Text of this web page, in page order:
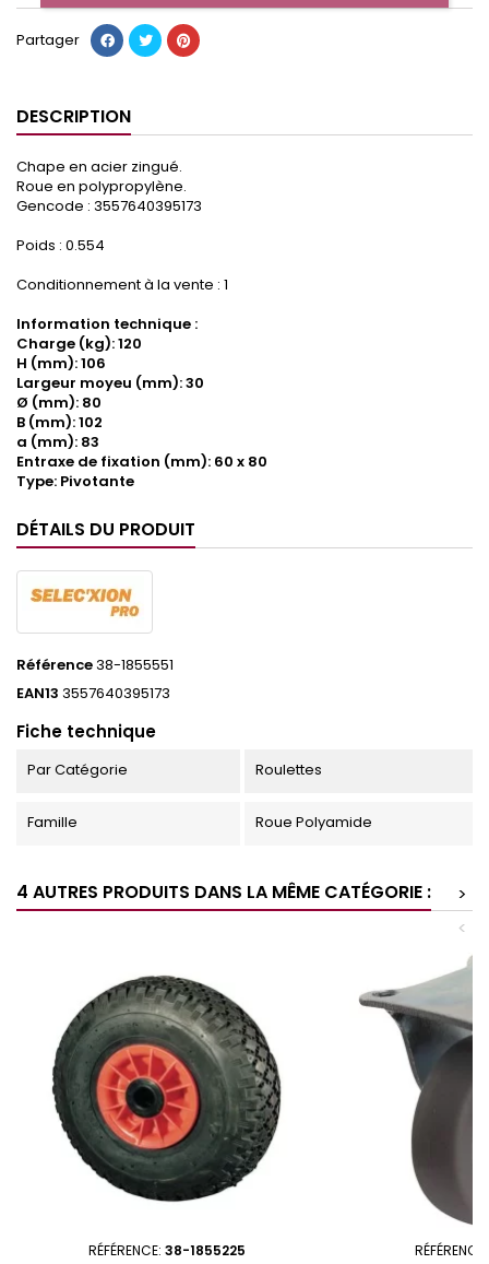
Partager
DESCRIPTION
Chape en acier zingué.
Roue en polypropylène.
Gencode : 3557640395173
Poids : 0.554
Conditionnement à la vente : 1
Information technique :
Charge (kg): 120
H (mm): 106
Largeur moyeu (mm): 30
Ø (mm): 80
B (mm): 102
a (mm): 83
Entraxe de fixation (mm): 60 x 80
Type: Pivotante
DÉTAILS DU PRODUIT
Référence38-1855551
EAN13 3557640395173
Fiche technique
Par Catégorie Roulettes
Famille Roue Polyamide
4 AUTRES PRODUITS DANS LA MÊME CATÉGORIE :
>
<
RÉFÉRENCE: 38-1855225